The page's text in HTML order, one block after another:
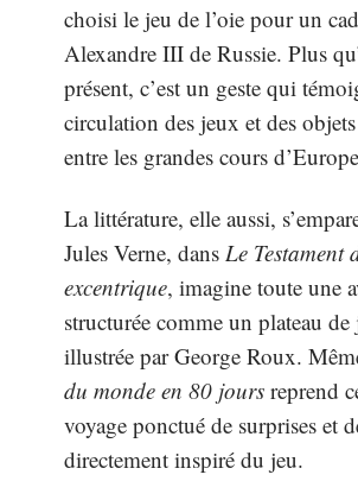
choisi le jeu de l’oie pour un
Alexandre III de Russie. Plus
présent, c’est un geste qui
circulation des jeux et des
entre les grandes cours
La littérature, elle aussi,
Jules Verne, dans Le Testament
excentrique, imagine toute une
structurée comme un plateau de
illustrée par George Roux.
du monde en 80 jours reprend
voyage ponctué de surprises et
directement inspiré du jeu.